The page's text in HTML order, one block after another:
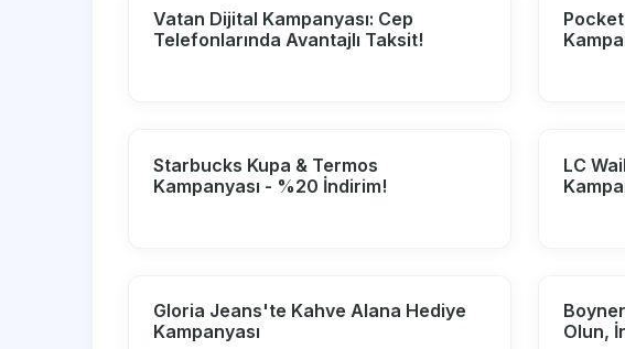
Vatan Dijital Kampanyası: Cep
Telefonlarında Avantajlı Taksit!
Starbucks Kupa & Termos
Kampanyası - %20 İndirim!
LC
Gloria Jeans'te Kahve Alana Hediye
Kampanyası
Olun,